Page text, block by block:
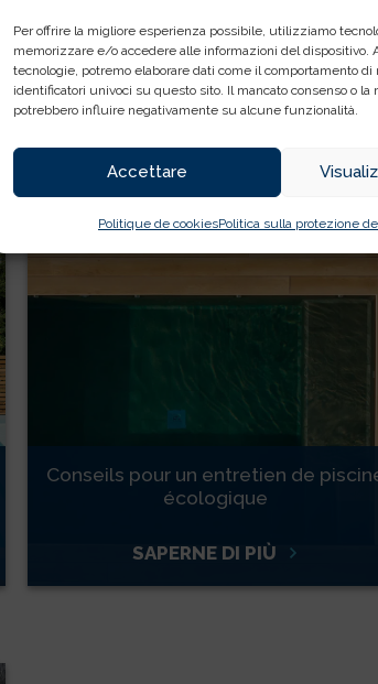
Per offrire la migliore esperienza possibile, utilizziamo
memorizzare e/o accedere alle informazioni del dispositivo.
tecnologie, potremo elaborare dati come il comportamento di
identificatori univoci su questo sito. Il mancato consenso o la
potrebbero influire negativamente su alcune funzionalità.
Accettare
Politique de cookiesPolitica sulla protezione
Matériel pour nettoyer sa piscine
extérieure
Conseils pour un entretien de
écologique
SAPERNE DI PIÙ